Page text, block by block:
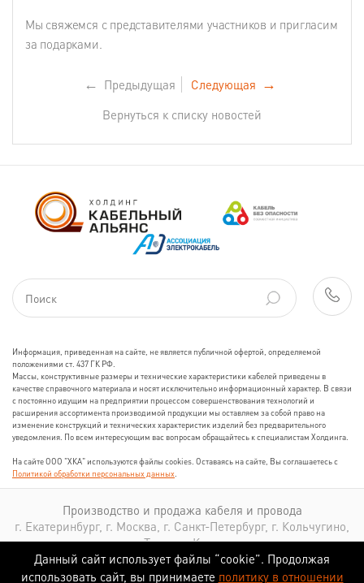
Мы свяжемся с представителями участников и пригласим
за подарками.
← Предыдущая Следующая →
Вернуться к списку новостей
Информация, приведенная на сайте, не является публичной офертой, определяемой
положениями ст. 437 ГК РФ.
Массы, конструктивные размеры и технические характеристики кабелей приведены в
качестве справочного материала и носят исключительно информационный характер. В связи
с постоянно идущим на предприятии процессом совершенствования технологий и
расширения ассортимента производимой продукции мы оставляем за собой право на
изменение конструкций и технических характеристик изделий без предварительного
уведомления. По всем интересующим вас вопросам обращайтесь к специалистам Холдинга.
На сайте ООО "ХКА" используются файлы cookies. Оставаясь на сайте, Вы соглашаетесь с
Политикой обработки персональных данных
Производство и продажа кабеля и провода
г. Екатеринбург, г. Москва, г. Санкт-Петербург, г. Кольчугино,
г. Томск, г. Казань
Данный сайт использует файлы “cookie”. Продолжая
использовать сайт, вы принимаете политику в отношении